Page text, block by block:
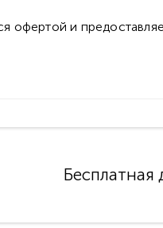
офертой и
Бесплатная